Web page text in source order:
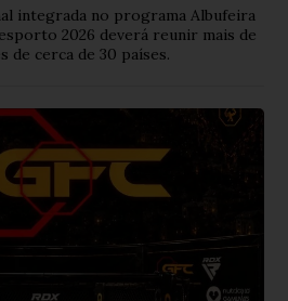
integrada no programa Albufeira
2026 deverá reunir mais de
de cerca de 30 países.